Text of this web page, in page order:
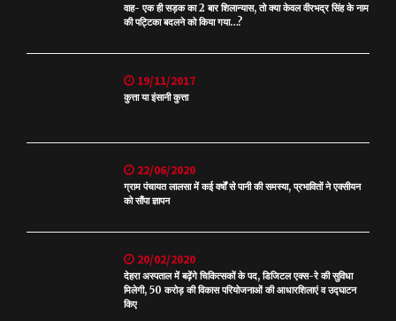
वाह- एक ही सड़क का 2 बार शिलान्यास, तो क्या केवल वीरभद्र सिंह के नाम
की पट्टिका बदलने को किया गया…?
19/11/2017
कुत्ता या इंसानी कुत्ता
22/06/2020
ग्राम पंचायत लालसा में कई वर्षों से पानी की समस्या, प्रभावितों ने एक्सीयन
को सौंपा ज्ञापन
20/02/2020
देहरा अस्पताल में बढ़ेंगे चिकित्सकों के पद, डिजिटल एक्स-रे की सुविधा
मिलेगी, 50 करोड़ की विकास परियोजनाओं की आधारशिलाएं व उद्घाटन
किए